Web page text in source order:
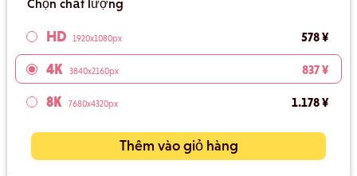
Chọn chất lượng
HD 1920x1080px 578 ¥
4K 3840x2160px 837 ¥
8K 7680x4320px 1.178 ¥
Thêm vào giỏ hàng